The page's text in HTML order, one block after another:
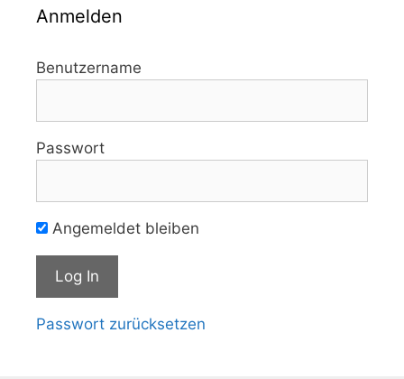
Anmelden
Benutzername
Passwort
Angemeldet bleiben
Passwort zurücksetzen